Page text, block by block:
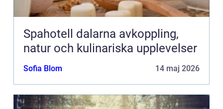
Spahotell dalarna avkoppling,
natur och kulinariska upplevelser
Sofia Blom 14 maj 2026